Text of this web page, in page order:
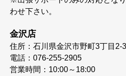
わせ下さい。
金沢店
住所：石川県金沢市野町3丁目2-
電話：076-255-2905
営業時間：10:00～18:00